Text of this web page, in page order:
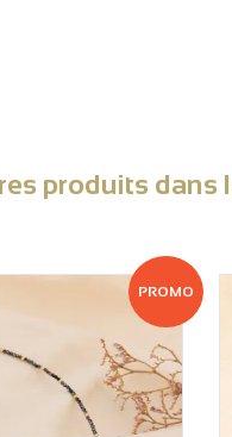
produits dans
PROMO